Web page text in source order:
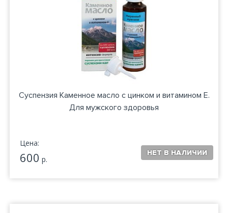
Суспензия Каменное масло с цинком и витамином Е.
Для мужского здоровья
Цена:
600 р.